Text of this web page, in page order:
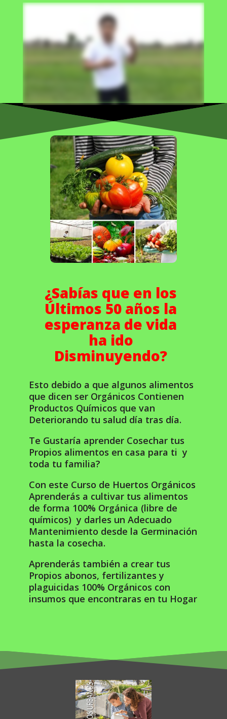
¿Sabías que en los
Últimos 50 años la
esperanza de vida
ha ido
Disminuyendo?
Esto debido a que algunos alimentos
que dicen ser Orgánicos Contienen
Productos Químicos que van
Deteriorando tu salud día tras día.
Te Gustaría aprender Cosechar tus
Propios alimentos en casa para ti y
toda tu familia?
Con este Curso de Huertos Orgánicos
Aprenderás a cultivar tus alimentos
de forma 100% Orgánica (libre de
químicos) y darles un Adecuado
Mantenimiento desde la Germinación
hasta la cosecha.
Aprenderás también a crear tus
Propios abonos, fertilizantes y
plaguicidas 100% Orgánicos con
insumos que encontraras en tu Hogar